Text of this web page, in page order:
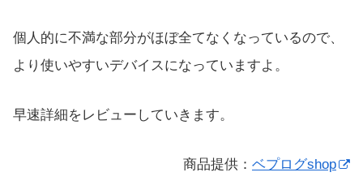
個人的に不満な部分がほぼ全てなくなっているので、
より使いやすいデバイスになっていますよ。
早速詳細をレビューしていきます。
商品提供： ベプログshop